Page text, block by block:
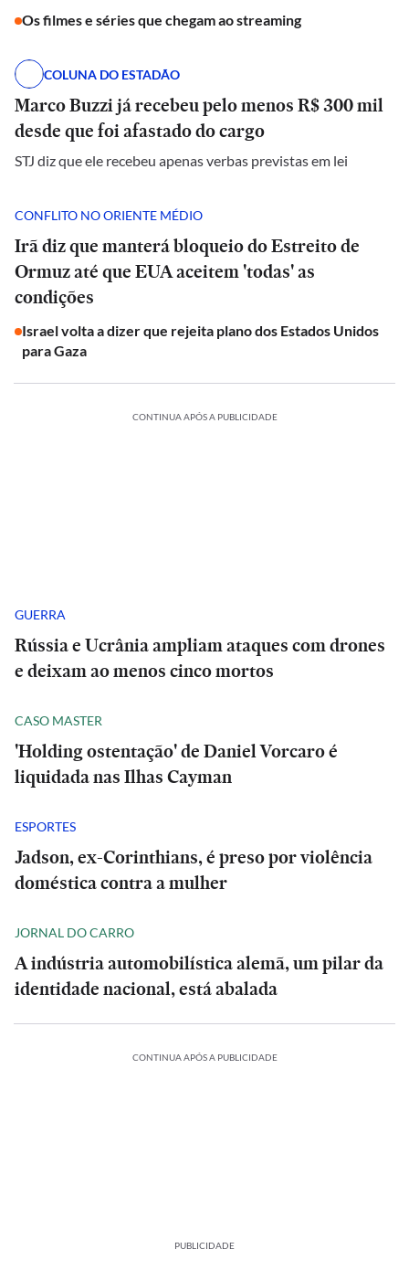
Os filmes e séries que chegam ao streaming
COLUNA DO ESTADÃO
Marco Buzzi já recebeu pelo menos R$ 300 mil
desde que foi afastado do cargo
STJ diz que ele recebeu apenas verbas previstas em lei
CONFLITO NO ORIENTE MÉDIO
Irã diz que manterá bloqueio do Estreito de
Ormuz até que EUA aceitem 'todas' as
condições
Israel volta a dizer que rejeita plano dos Estados Unidos
para Gaza
CONTINUA APÓS A PUBLICIDADE
GUERRA
Rússia e Ucrânia ampliam ataques com drones
e deixam ao menos cinco mortos
CASO MASTER
'Holding ostentação' de Daniel Vorcaro é
liquidada nas Ilhas Cayman
ESPORTES
Jadson, ex-Corinthians, é preso por violência
doméstica contra a mulher
JORNAL DO CARRO
A indústria automobilística alemã, um pilar da
identidade nacional, está abalada
CONTINUA APÓS A PUBLICIDADE
PUBLICIDADE